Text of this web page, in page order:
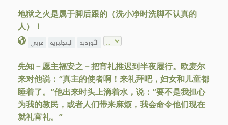
地狱之火是属于脚后跟的（洗小净时洗脚不认真的
人）！
عربي الإنجليزية الأوردية
先知－愿主福安之－把宵礼推迟到半夜履行。欧麦尔
来对他说：“真主的使者啊！来礼拜吧，妇女和儿童都
睡着了。”他出来时头上滴着水，说：“要不是我担心
为我的教民，或者人们带来麻烦，我会命令他们现在
就礼宵礼。”